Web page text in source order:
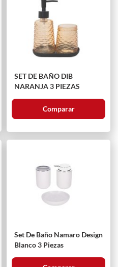
SET DE BAÑO DIB
NARANJA 3 PIEZAS
Comparar
Set De Baño Namaro Design
Blanco 3 Piezas